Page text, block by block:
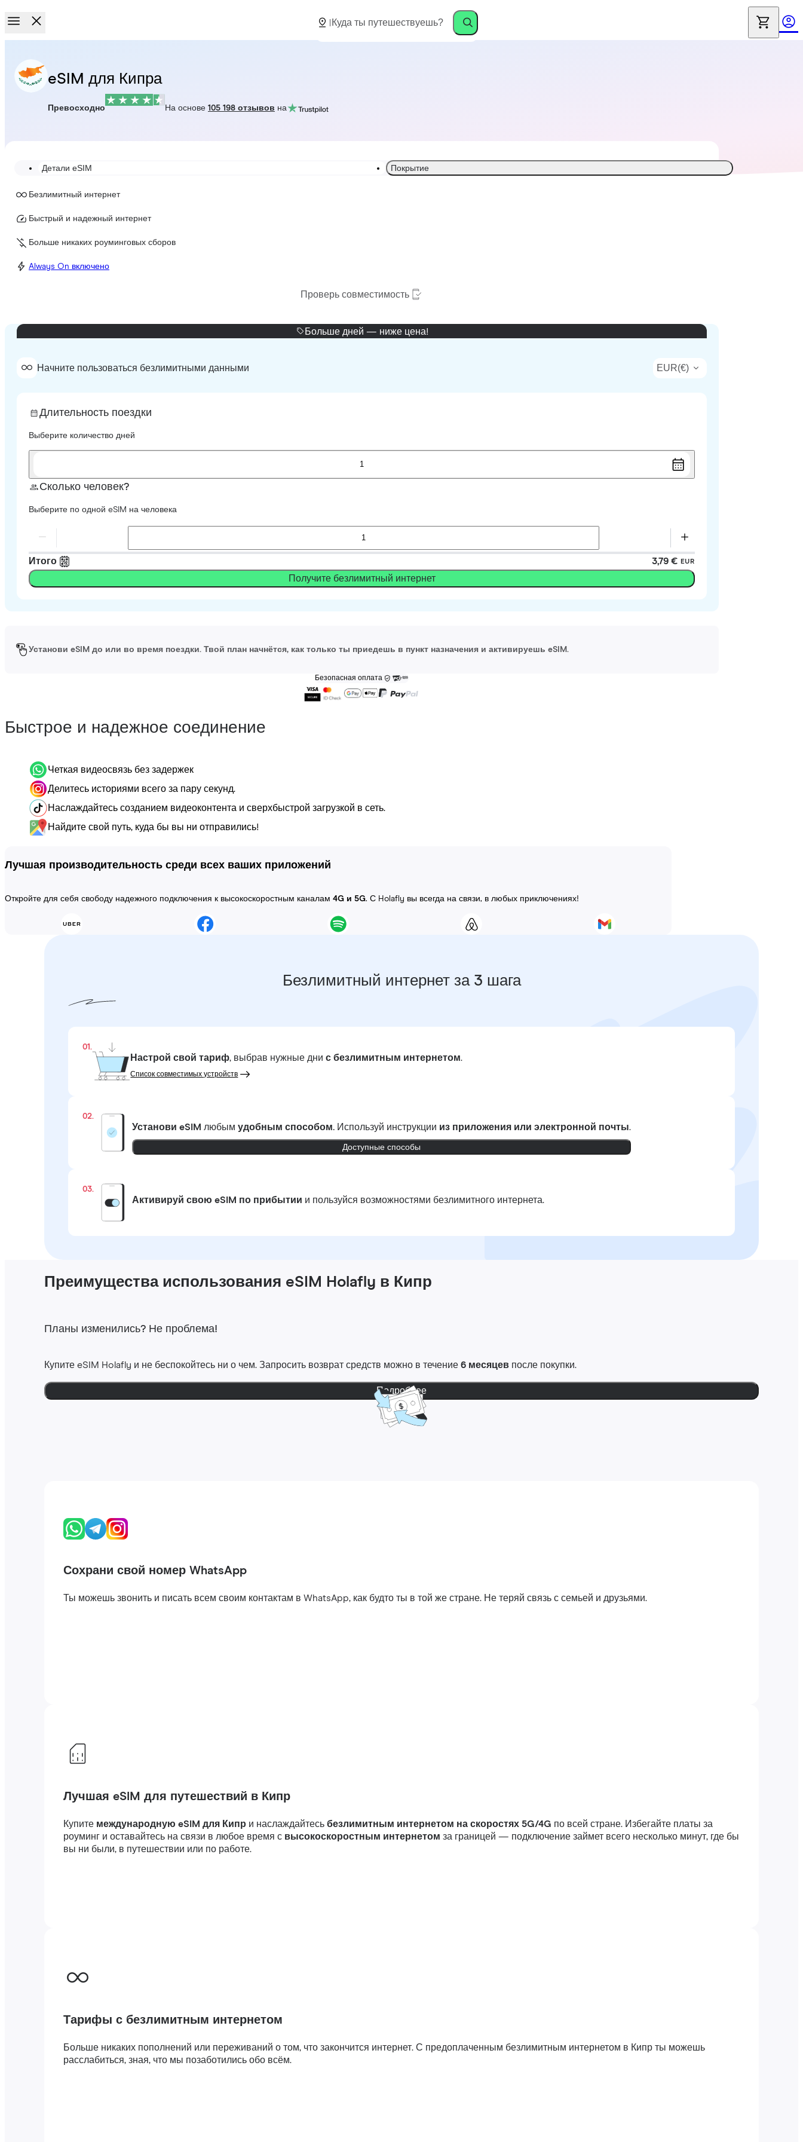
eSIM для Кипра
Превосходно На основе 105 198 отзывов на
Детали eSIM Покрытие
Безлимитный интернет
Быстрый и надежный интернет
Больше никаких роуминговых сборов
Always On включено
Проверь совместимость
Больше дней — ниже цена!
Начните пользоваться безлимитными данными EUR(€)
Длительность поездки
Выберите количество дней
1
Сколько человек?
Выберите по одной eSIM на человека
Итого 3,79 € EUR
Получите безлимитный интернет
Установи eSIM до или во время поездки. Твой план начнётся, как только ты приедешь в пункт назначения и активируешь eSIM.
Безопасная оплата
Быстрое и надежное соединение
Четкая видеосвязь без задержек
Делитесь историями всего за пару секунд.
Наслаждайтесь созданием видеоконтента и сверхбыстрой загрузкой в сеть.
Найдите свой путь, куда бы вы ни отправились!
Лучшая производительность среди всех ваших приложений
Откройте для себя свободу надежного подключения к высокоскоростным каналам 4G и 5G. С Holafly вы всегда на связи, в любых приключениях!
Безлимитный интернет за 3 шага
01.
Настрой свой тариф, выбрав нужные днис безлимитным интернетом.
Список совместимых устройств
02.
Установи eSIM любымудобным способом. Используй инструкции из приложения или электронной почты.
Доступные способы
03.
Активируй свою eSIM по прибытии и пользуйся возможностями безлимитного интернета.
Преимущества использования eSIM Holafly в Кипр
Планы изменились? Не проблема!
Купите eSIM Holafly и не беспокойтесь ни о чем. Запросить возврат средств можно в течение6 месяцев после покупки.
Подробнее
Сохрани свой номер WhatsApp
Ты можешь звонить и писать всем своим контактам в WhatsApp, как будто ты в той же стране. Не теряй связь с семьей и друзьями.
Лучшая eSIM для путешествий в Кипр
Купите международную eSIM для Кипр и наслаждайтесьбезлимитным интернетом на скоростях 5G/4G по всей стране. Избегайте платы за
роуминг и оставайтесь на связи в любое время с высокоскоростным интернетом за границей — подключение займет всего несколько минут, где бы
вы ни были, в путешествии или по работе.
Тарифы с безлимитным интернетом
Больше никаких пополнений или переживаний о том, что закончится интернет. С предоплаченным безлимитным интернетом в Кипр ты можешь
расслабиться, зная, что мы позаботились обо всём.